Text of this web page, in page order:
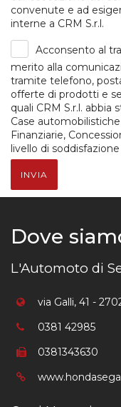
convenute e ad
interne a CRM S.r.l.
Acconsento al
merito alla
tramite telefono,
offerte di prodotti e
quali CRM S.r.l.
Case
Finanziarie,
livello di
INVIA
Dove
L'Automoto di
via Galli, 41 -
0381 42985
0381343630